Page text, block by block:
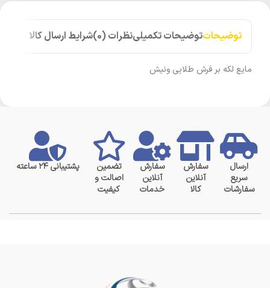
توضیحاتتوضیحات تکمیلینظرات (0) شرایط ارسال کالا
مایع لکه بر فرش طلایی ونیش
ارسال
سریع
سفارشات
سفارش
آنلاین
کالا
سفارش
آنلاین
خدمات
تضمین
اصالت و
کیفیت
پشتیبانی ۲۴ ساعته